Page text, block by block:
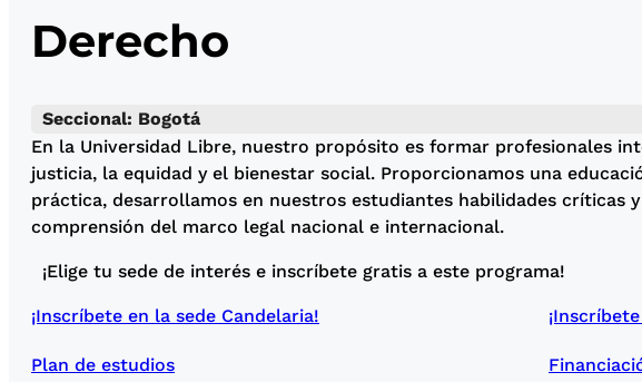
Derecho
Seccional: Bogotá
En la Universidad Libre, nuestro propósito es formar profesionales
justicia, la equidad y el bienestar social. Proporcionamos una
práctica, desarrollamos en nuestros estudiantes habilidades críticas
comprensión del marco legal nacional e internacional.
¡Elige tu sede de interés e inscríbete gratis a este programa!
¡Inscríbete en la sede Candelaria!
Plan de estudios